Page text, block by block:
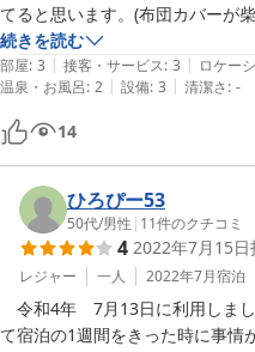
てると思います。(布団カバーが
お風呂はなくてシャワーのみです
アクセスは千葉駅から1km以内
総合的には3とさせていただきま
いという方は利用を検討するのも
続きを読む
部屋: 3 | 接客・サービス: 3 | ロケー
温泉・お風呂: 2 | 設備: 3 | 清潔さ: -
14
ひろぴー53
50代/男性 | 11件のクチコミ
4 2022年7月15日
レジャー 一人 2022年7月宿泊
令和4年　7月13日に利用しま
て宿泊の1週間をきった時に事情